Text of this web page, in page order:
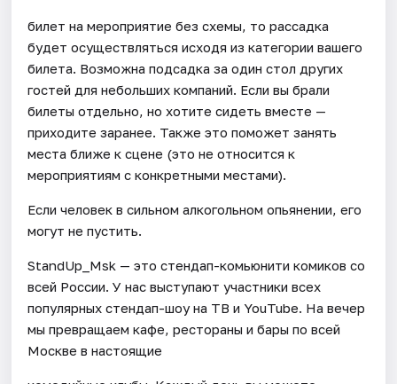
билет на мероприятие без схемы, то рассадка
будет осуществляться исходя из категории вашего
билета. Возможна подсадка за один стол других
гостей для небольших компаний. Если вы брали
билеты отдельно, но хотите сидеть вместе —
приходите заранее. Также это поможет занять
места ближе к сцене (это не относится к
мероприятиям с конкретными местами).
Если человек в сильном алкогольном опьянении, его
могут не пустить.
StandUp_Msk — это стендап-комьюнити комиков со
всей России. У нас выступают участники всех
популярных стендап-шоу на ТВ и YouTube. На вечер
мы превращаем кафе, рестораны и бары по всей
Москве в настоящие